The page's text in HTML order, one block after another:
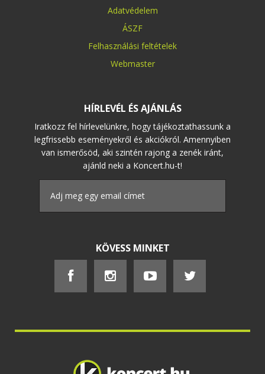
Adatvédelem
ÁSZF
Felhasználási feltételek
Webmaster
HÍRLEVÉL ÉS AJÁNLÁS
Iratkozz fel hírlevelünkre, hogy tájékoztathassunk a
legfrissebb eseményekről és akciókról. Amennyiben
van ismerősöd, aki szintén rajong a zenék iránt,
ajánld neki a Koncert.hu-t!
KÖVESS MINKET